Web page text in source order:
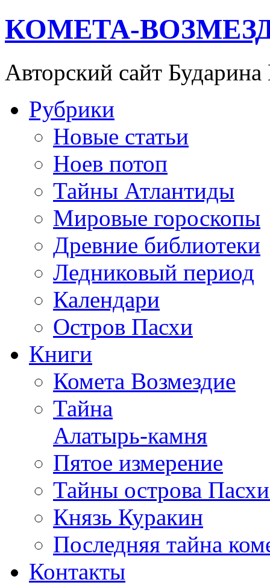
КОМЕТА-
Авторский сайт
Рубрики
Новые статьи
Ноев потоп
Тайны Атлантиды
Мировые гороскопы
Древние библиотеки
Ледниковый период
Календари
Остров Пасхи
Книги
Комета Возмездие
Тайна
Алатырь-камня
Пятое измерение
Тайны острова
Князь Куракин
Последняя тайна
Контакты